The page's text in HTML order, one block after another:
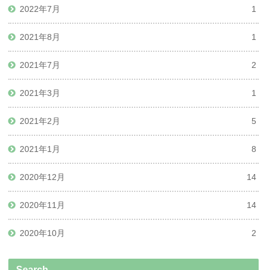
2022年7月 1
2021年8月 1
2021年7月 2
2021年3月 1
2021年2月 5
2021年1月 8
2020年12月 14
2020年11月 14
2020年10月 2